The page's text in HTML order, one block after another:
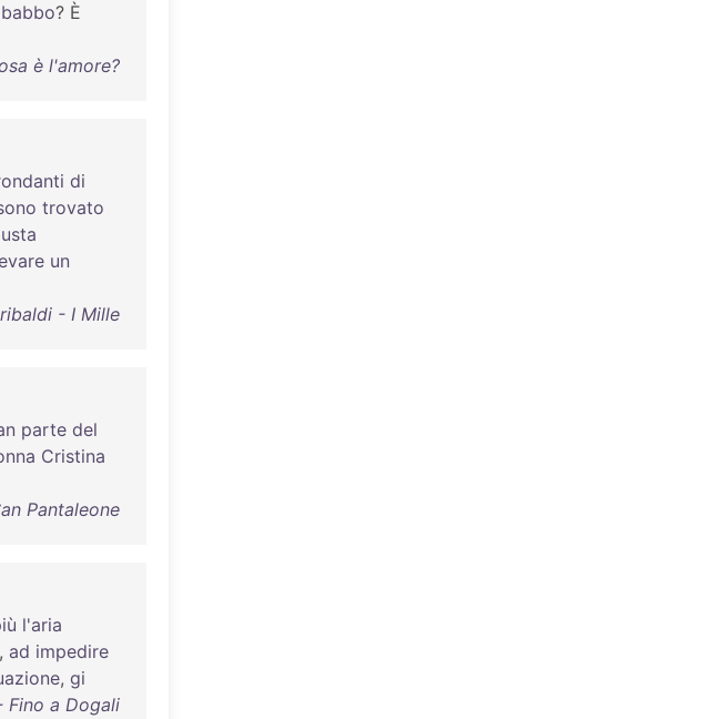
babbo? È
è l'amore?
di
trovato
un
- I Mille
parte del
Cristina
Pantaleone
l'aria
, ad impedire
, gi
Fino a Dogali